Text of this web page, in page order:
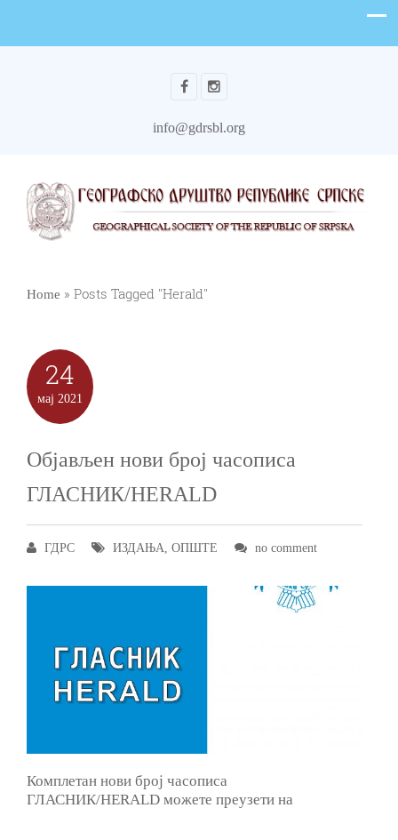
info@gdrsbl.org
Home » Posts Tagged "Herald"
24
мај 2021
Објављен нови број часописа
ГЛАСНИК/HERALD
ГДРС ИЗДАЊА ОПШТЕ no comment
Комплетан нови број часописа
ГЛАСНИК/HERALD можете преузети на